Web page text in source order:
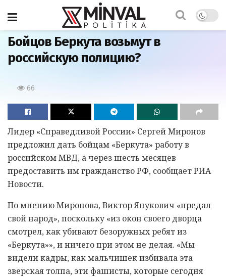
Главная
Бойцов Беркута возьмут в
российскую полицию?
66
Лидер «Справедливой России» Сергей Миронов
предложил дать бойцам «Беркута» работу в
российском МВД, а через шесть месяцев
предоставить им гражданство РФ, сообщает РИА
Новости.
По мнению Миронова, Виктор Янукович «предал
свой народ», поскольку «из окон своего дворца
смотрел, как убивают безоружных ребят из
«Беркута»», и ничего при этом не делая. «Мы
видели кадры, как мальчишек избивала эта
зверская толпа, эти фашисты, которые сегодня